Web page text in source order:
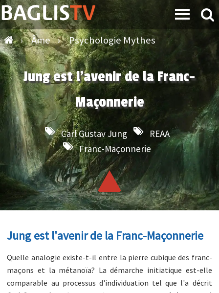
› Âme › Psychologie Mythes
Jung est l'avenir de la Franc-
Maçonnerie
Carl Gustav Jung
REAA
Franc-Maçonnerie
Jung est l'avenir de la Franc-Maçonnerie
Quelle analogie existe-t-il entre la pierre cubique des franc-
maçons et la métanoïa? La démarche initiatique est-elle
comparable au processus d'individuation tel que l'a décrit